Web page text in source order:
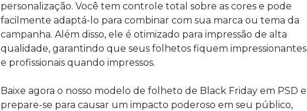
personalização. Você tem controle total sobre as cores e pode
facilmente adaptá-lo para combinar com sua marca ou tema da
campanha. Além disso, ele é otimizado para impressão de alta
qualidade, garantindo que seus folhetos fiquem impressionantes
e profissionais quando impressos.
Baixe agora o nosso modelo de folheto de Black Friday em PSD e
prepare-se para causar um impacto poderoso em seu público,